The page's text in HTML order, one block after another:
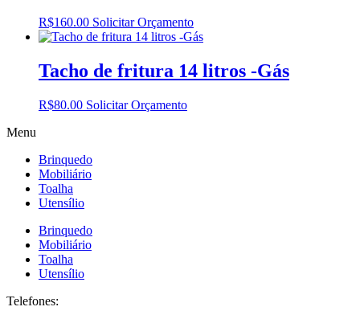
R$160.00 Solicitar Orçamento
Tacho de fritura 14 litros -Gás
R$80.00 Solicitar Orçamento
Menu
Brinquedo
Mobiliário
Toalha
Utensílio
Brinquedo
Mobiliário
Toalha
Utensílio
Telefones: